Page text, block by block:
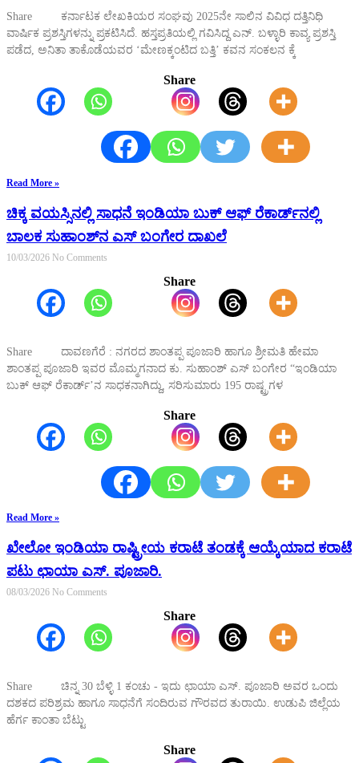
Share ಕರ್ನಾಟಕ ಲೇಖಕಿಯರ ಸಂಘವು 2025ನೇ ಸಾಲಿನ ವಿವಿಧ ದತ್ತಿನಿಧಿ
ವಾರ್ಷಿಕ ಪ್ರಶಸ್ತಿಗಳನ್ನು ಪ್ರಕಟಿಸಿದೆ. ಹಸ್ತಪ್ರತಿಯಲ್ಲಿ ಗವಿಸಿದ್ದ ಎನ್. ಬಳ್ಳಾರಿ ಕಾವ್ಯ ಪ್ರಶಸ್ತಿ
ಪಡೆದ, ಅನಿತಾ ತಾಕೊಡೆಯವರ ‘ಮೇಣಕ್ಕಂಟಿದ ಬತ್ತಿ’ ಕವನ ಸಂಕಲನ ಕ್ಕೆ
Share
Read More »
ಚಿಕ್ಕ ವಯಸ್ಸಿನಲ್ಲಿ ಸಾಧನೆ ಇಂಡಿಯಾ ಬುಕ್ ಆಫ್ ರೆಕಾರ್ಡ್‌ನಲ್ಲಿ
ಬಾಲಕ ಸುಹಾಂಶ್‌ನ ಎಸ್ ಬಂಗೇರ ದಾಖಲೆ
10/03/2026 No Comments
Share
Share ದಾವಣಗೆರೆ : ನಗರದ ಶಾಂತಪ್ಪ ಪೂಜಾರಿ ಹಾಗೂ ಶ್ರೀಮತಿ ಹೇಮಾ
ಶಾಂತಪ್ಪ ಪೂಜಾರಿ ಇವರ ಮೊಮ್ಮಗನಾದ ಕು. ಸುಹಾಂಶ್ ಎಸ್ ಬಂಗೇರ “ಇಂಡಿಯಾ
ಬುಕ್ ಆಫ್ ರೆಕಾರ್ಡ್’ನ ಸಾಧಕನಾಗಿದ್ದು, ಸರಿಸುಮಾರು 195 ರಾಷ್ಟ್ರಗಳ
Share
Read More »
ಖೇಲೋ ಇಂಡಿಯಾ ರಾಷ್ಟ್ರೀಯ ಕರಾಟೆ ತಂಡಕ್ಕೆ ಆಯ್ಕೆಯಾದ ಕರಾಟೆ
ಪಟು ಛಾಯಾ ಎಸ್. ಪೂಜಾರಿ.
08/03/2026 No Comments
Share
Share ಚಿನ್ನ 30 ಬೆಳ್ಳಿ 1 ಕಂಚು - ಇದು ಛಾಯಾ ಎಸ್. ಪೂಜಾರಿ ಅವರ ಒಂದು
ದಶಕದ ಪರಿಶ್ರಮ ಹಾಗೂ ಸಾಧನೆಗೆ ಸಂದಿರುವ ಗೌರವದ ತುರಾಯಿ. ಉಡುಪಿ ಜಿಲ್ಲೆಯ
ಹೆರ್ಗ ಕಾಂತಾ ಬೆಟ್ಟು
Share